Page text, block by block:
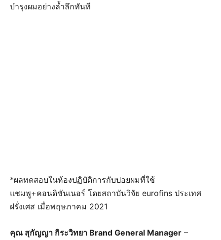
บำรุงผมอย่างล้ำลึกทันที
*ผลทดสอบในห้องปฏิบัติการกับปอยผมที่ใช้
แชมพู+คอนดิชันเนอร์ โดยสถาบันวิจัย eurofins ประเทศ
ฝรั่งเศส เมื่อพฤษภาคม 2021
คุณ สุกัญญา กิระวิทยา Brand General Manager –